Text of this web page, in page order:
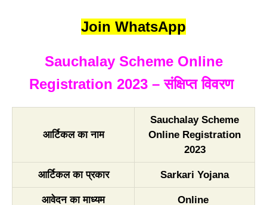
Join WhatsApp
Sauchalay Scheme Online
Registration 2023 – संक्षिप्त विवरण
आर्टिकल का नाम
Sauchalay Scheme
Online Registration
2023
आर्टिकल का प्रकार Sarkari Yojana
आवेदन का माध्यम Online